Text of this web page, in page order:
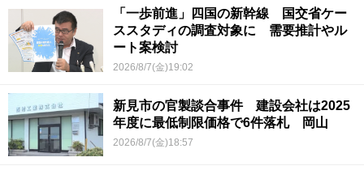
「一歩前進」四国の新幹線 国交省ケー
ススタディの調査対象に 需要推計やル
ート案検討
2026/8/7(金)19:02
新見市の官製談合事件 建設会社は2025
年度に最低制限価格で6件落札 岡山
2026/8/7(金)18:57